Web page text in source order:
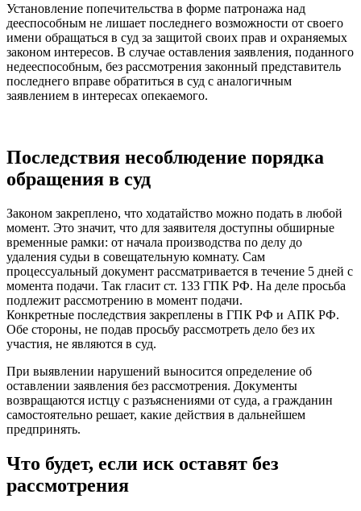
Установление попечительства в форме патронажа над
дееспособным не лишает последнего возможности от своего
имени обращаться в суд за защитой своих прав и охраняемых
законом интересов. В случае оставления заявления, поданного
недееспособным, без рассмотрения законный представитель
последнего вправе обратиться в суд с аналогичным
заявлением в интересах опекаемого.
Последствия несоблюдение порядка
обращения в суд
Законом закреплено, что ходатайство можно подать в любой
момент. Это значит, что для заявителя доступны обширные
временные рамки: от начала производства по делу до
удаления судьи в совещательную комнату. Сам
процессуальный документ рассматривается в течение 5 дней с
момента подачи. Так гласит ст. 133 ГПК РФ. На деле просьба
подлежит рассмотрению в момент подачи.
Конкретные последствия закреплены в ГПК РФ и АПК РФ.
Обе стороны, не подав просьбу рассмотреть дело без их
участия, не являются в суд.
При выявлении нарушений выносится определение об
оставлении заявления без рассмотрения. Документы
возвращаются истцу с разъяснениями от суда, а гражданин
самостоятельно решает, какие действия в дальнейшем
предпринять.
Что будет, если иск оставят без
рассмотрения